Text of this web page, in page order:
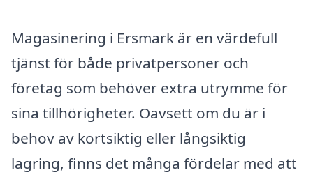
Magasinering i Ersmark är en värdefull
tjänst för både privatpersoner och
företag som behöver extra utrymme för
sina tillhörigheter. Oavsett om du är i
behov av kortsiktig eller långsiktig
lagring, finns det många fördelar med att